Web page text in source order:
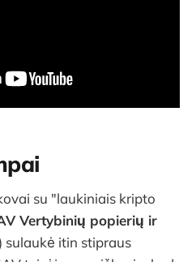
su "laukiniais kripto
Vertybinių popierių ir
sulaukė itin stipraus